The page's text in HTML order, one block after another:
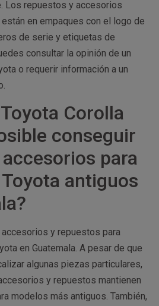
Los repuestos y accesorios
en empaques con el logo de
de serie y etiquetas de
consultar la opinión de un
o requerir información a un
Corolla
conseguir
para
antiguos
y repuestos para
en Guatemala. A pesar de que
algunas piezas particulares,
y repuestos mantienen
modelos más antiguos. También,